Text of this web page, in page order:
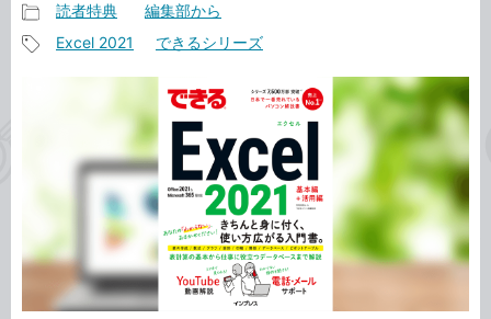
事
読者特典 編集部から
Excel 2021 できるシリーズ